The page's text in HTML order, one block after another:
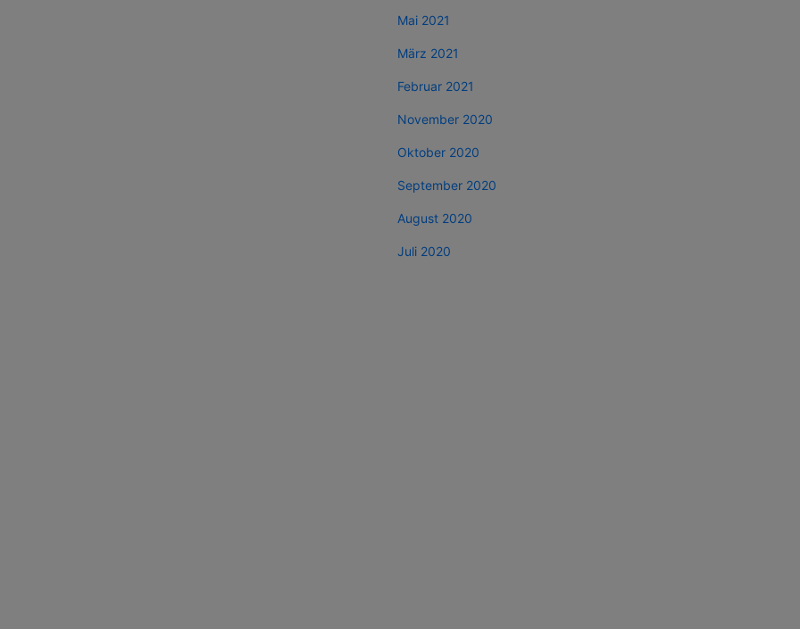
Mai 2021
März 2021
Februar 2021
November 2020
Oktober 2020
September 2020
August 2020
Juli 2020